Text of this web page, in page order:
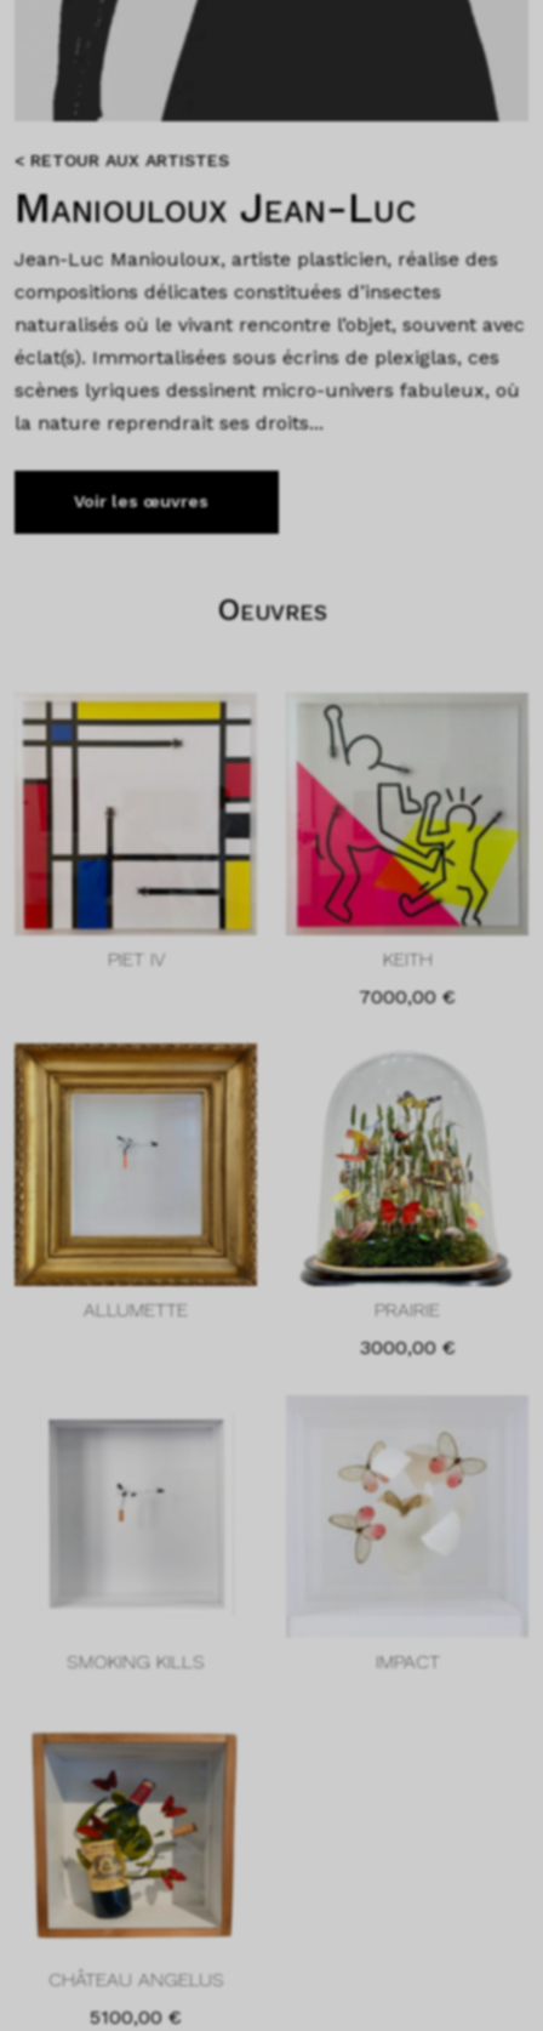
< RETOUR AUX ARTISTES
Maniouloux Jean-Luc
Jean-Luc Maniouloux, artiste plasticien, réalise des
compositions délicates constituées d’insectes
naturalisés où le vivant rencontre l’objet, souvent avec
éclat(s). Immortalisées sous écrins de plexiglas, ces
scènes lyriques dessinent micro-univers fabuleux, où
la nature reprendrait ses droits...
Voir les œuvres
Oeuvres
PIET IV
KEITH
7000,00 €
ALLUMETTE
PRAIRIE
3000,00 €
SMOKING KILLS IMPACT
CHÂTEAU ANGELUS
5100,00 €